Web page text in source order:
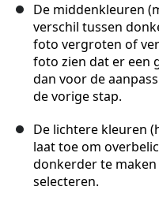
De middenkleuren
verschil tussen
foto vergroten of
foto zien dat er een
dan voor de
de vorige stap.
De lichtere kleuren
laat toe om
donkerder te
selecteren.